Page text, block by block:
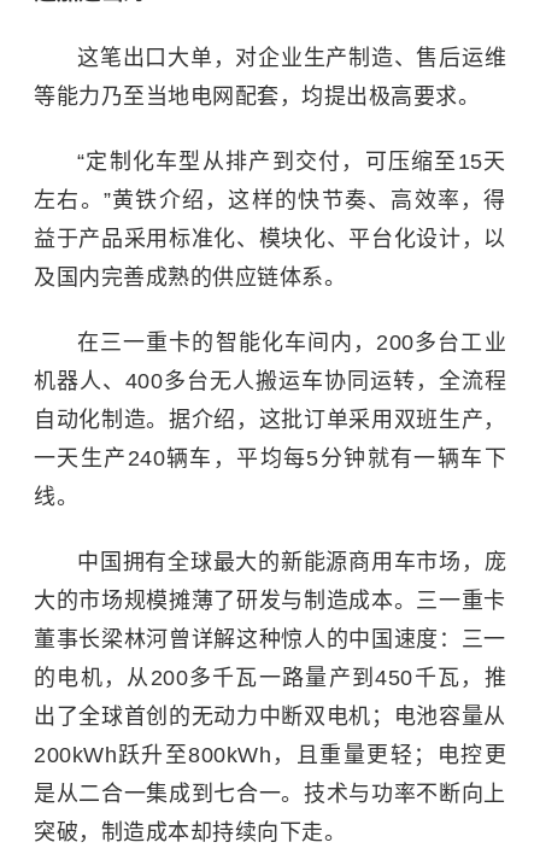
这笔出口大单，对企业生产制造、售后运维
等能力乃至当地电网配套，均提出极高要求。
“定制化车型从排产到交付，可压缩至15天
左右。”黄铁介绍，这样的快节奏、高效率，得
益于产品采用标准化、模块化、平台化设计，以
及国内完善成熟的供应链体系。
在三一重卡的智能化车间内，200多台工业
机器人、400多台无人搬运车协同运转，全流程
自动化制造。据介绍，这批订单采用双班生产，
一天生产240辆车，平均每5分钟就有一辆车下
线。
中国拥有全球最大的新能源商用车市场，庞
大的市场规模摊薄了研发与制造成本。三一重卡
董事长梁林河曾详解这种惊人的中国速度：三一
的电机，从200多千瓦一路量产到450千瓦，推
出了全球首创的无动力中断双电机；电池容量从
200kWh跃升至800kWh，且重量更轻；电控更
是从二合一集成到七合一。技术与功率不断向上
突破，制造成本却持续向下走。